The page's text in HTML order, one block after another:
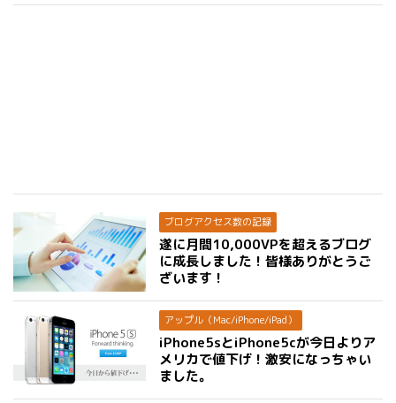
ブログアクセス数の記録
遂に月間10,000VPを超えるブログ
に成長しました！皆様ありがとうご
ざいます！
アップル（Mac/iPhone/iPad）
iPhone5sとiPhone5cが今日よりア
メリカで値下げ！激安になっちゃい
ました。